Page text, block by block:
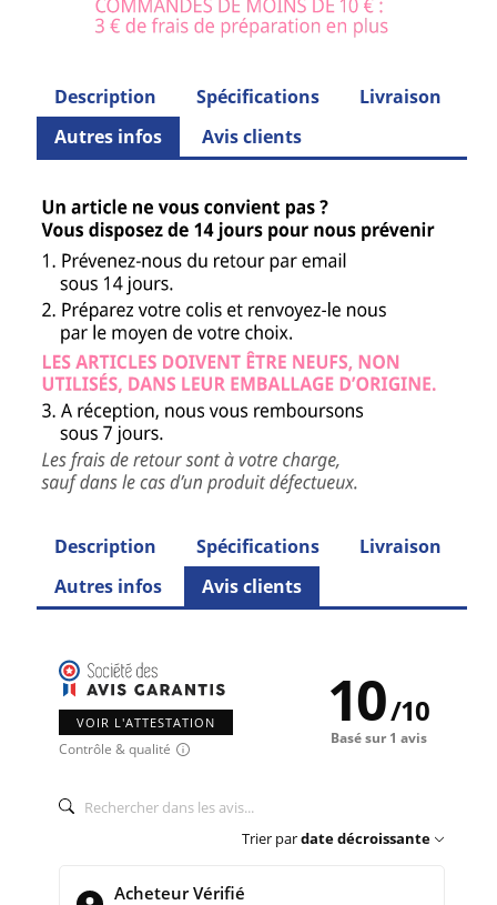
Description Spécifications
Livraison
Autres infos
Avis clients
Description Spécifications
Livraison
Autres infos
Avis clients
VOIR L'ATTESTATION
Contrôle & qualité
10/10
Basé sur 1 avis
Trier pardate décroissante
Acheteur Vérifié